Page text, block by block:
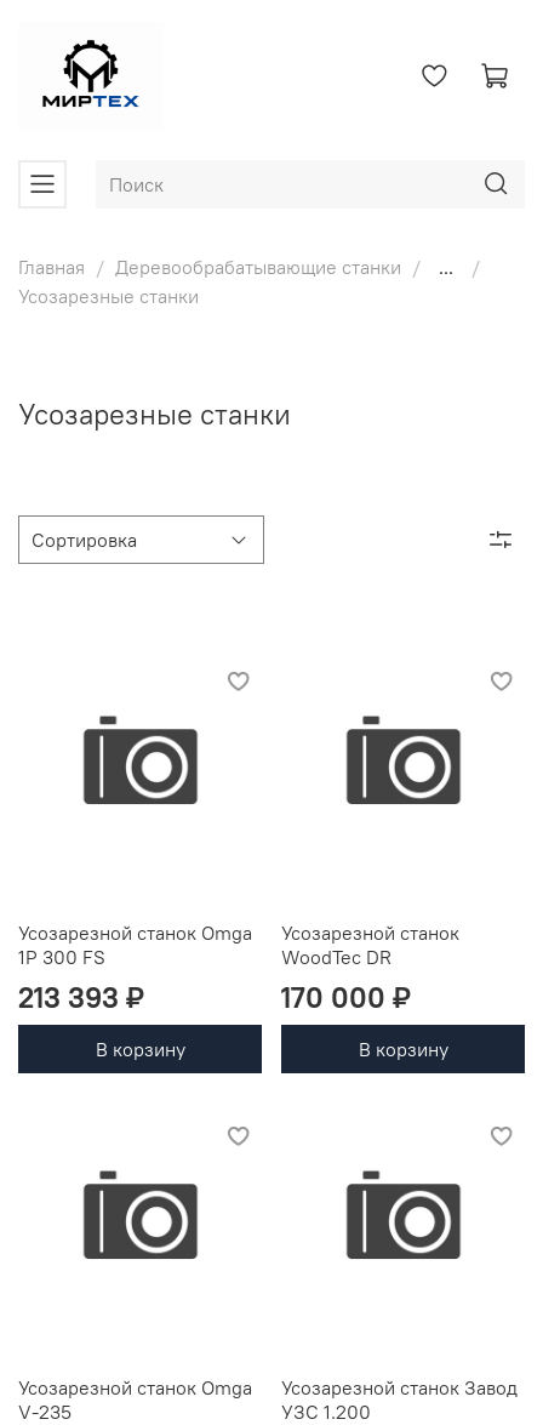
Главная Деревообрабатывающие станки
...
Усозарезные станки
Усозарезные станки
Усозарезной станок Omga
1P 300 FS
213 393 ₽
В корзину
Усозарезной станок
WoodTec DR
170 000 ₽
В корзину
Усозарезной станок Omga
V-235
Усозарезной станок Завод
УЗС 1.200